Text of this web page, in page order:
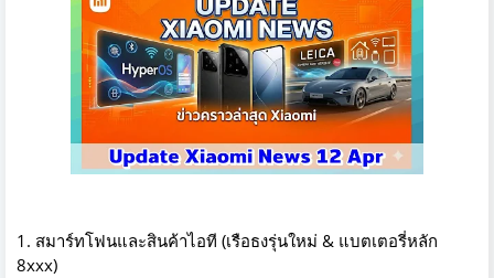
1. สมาร์ทโฟนและสินค้าไอที (เรือธงรุ่นใหม่ & แบตเตอรี่หลัก
8xxx)